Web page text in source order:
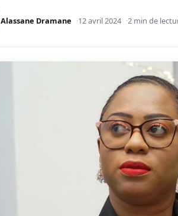
Alassane Dramane 12 avril 2024 2 min de